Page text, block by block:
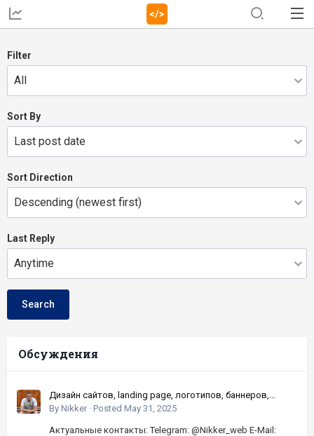
Filter
Sort By
Sort Direction
Last Reply
Search
Обсуждения
Дизайн сайтов, landing page, логотипов, баннеров,
шапок | Высокое качество, по хорошей цене
By Nikker · Posted May 31, 2025
Актуальные контакты: Telegram: @Nikker_web E-Mail: